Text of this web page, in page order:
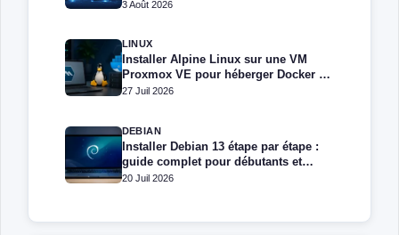
3 Août 2026
LINUX
Installer Alpine Linux sur une VM
Proxmox VE pour héberger Docker et
Docker Compose
27 Juil 2026
DEBIAN
Installer Debian 13 étape par étape :
guide complet pour débutants et
administrateurs
20 Juil 2026